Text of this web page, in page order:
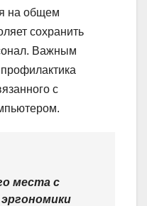
на общем
сохранить
Важным
с
места с